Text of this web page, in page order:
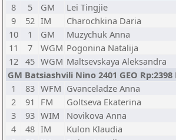
8
5 GM Lei Tingjie
9
52 IM Charochkina Daria
10
1 GM Muzychuk Anna
11
7 WGM Pogonina Natalija
12 45 WGM Maltsevskaya Aleksandra
GM Batsiashvili Nino 2401 GEO Rp:2398
1
83 WFM Gvanceladze Anna
2
91 FM Goltseva Ekaterina
3
93 WIM Novikova Anna
4
48 IM Kulon Klaudia